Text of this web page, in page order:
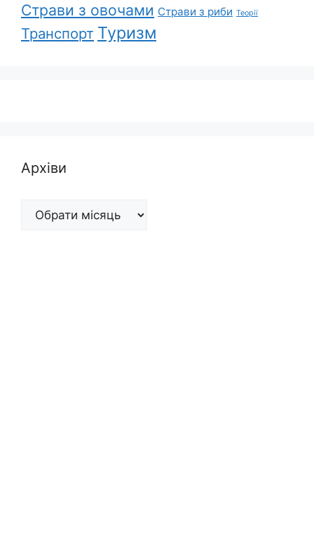
Страви з овочами Страви з риби Теорії
Транспорт Туризм
Архіви
Архіви